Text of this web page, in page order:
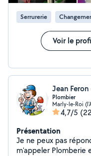
Serrurerie
Voir le
Jean
Plombier
Marly-le-Roi
4,7/5
Présentation
Je ne peux pas
m'appeler Plomberie et génie climatique, diplôme